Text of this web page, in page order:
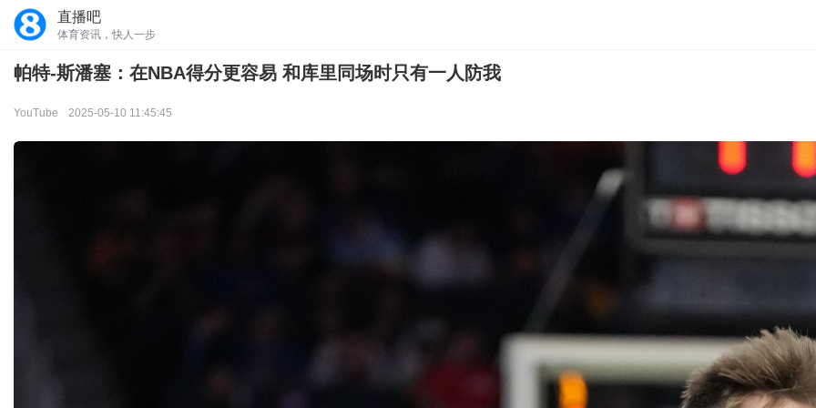
直播吧
体育资讯，快人一步
帕特-斯潘塞：在NBA得分更容易 和库里同场时只有一人防我
YouTube 2025-05-10 11:45:45